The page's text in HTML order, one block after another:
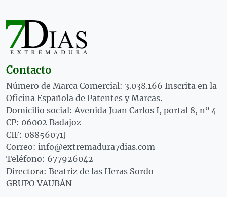
Contacto
Número de Marca Comercial: 3.038.166 Inscrita en la
Oficina Española de Patentes y Marcas.
Domicilio social: Avenida Juan Carlos I, portal 8, nº 4
CP: 06002 Badajoz
CIF: 08856071J
Correo: info@extremadura7dias.com
Teléfono: 677926042
Directora: Beatriz de las Heras Sordo
GRUPO VAUBÁN